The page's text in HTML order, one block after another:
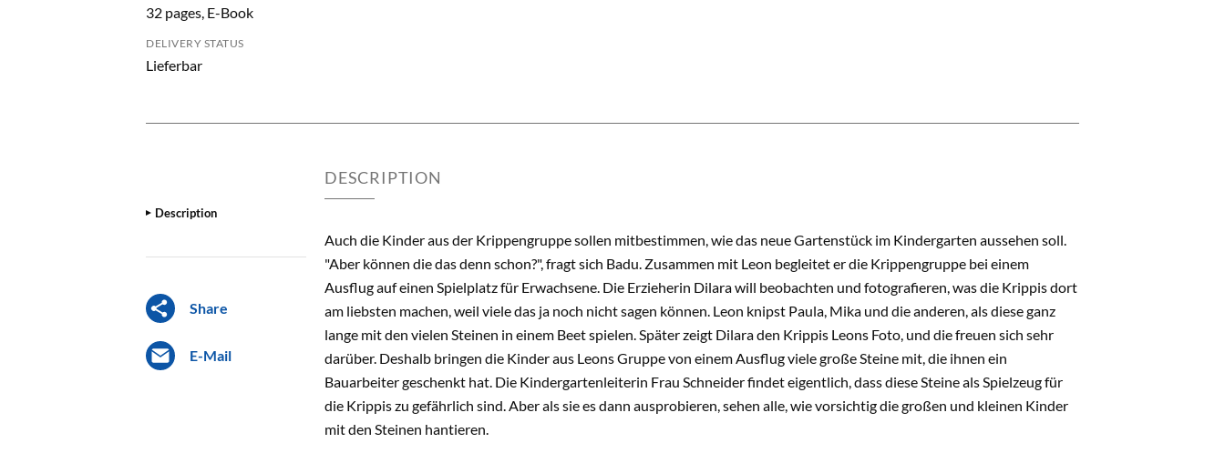
32 pages, E-Book
DELIVERY STATUS
Lieferbar
Description
Share
E-Mail
DESCRIPTION
Auch die Kinder aus der Krippengruppe sollen mitbestimmen, wie das neue Gartenstück im Kindergarten aussehen soll.
"Aber können die das denn schon?", fragt sich Badu. Zusammen mit Leon begleitet er die Krippengruppe bei einem
Ausflug auf einen Spielplatz für Erwachsene. Die Erzieherin Dilara will beobachten und fotografieren, was die Krippis dort
am liebsten machen, weil viele das ja noch nicht sagen können. Leon knipst Paula, Mika und die anderen, als diese ganz
lange mit den vielen Steinen in einem Beet spielen. Später zeigt Dilara den Krippis Leons Foto, und die freuen sich sehr
darüber. Deshalb bringen die Kinder aus Leons Gruppe von einem Ausflug viele große Steine mit, die ihnen ein
Bauarbeiter geschenkt hat. Die Kindergartenleiterin Frau Schneider findet eigentlich, dass diese Steine als Spielzeug für
die Krippis zu gefährlich sind. Aber als sie es dann ausprobieren, sehen alle, wie vorsichtig die großen und kleinen Kinder
mit den Steinen hantieren.